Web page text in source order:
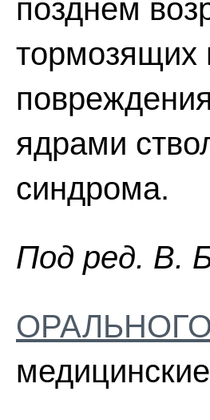
позднем
тормозящих
ядрами
синдрома.
Пoд peд. B.